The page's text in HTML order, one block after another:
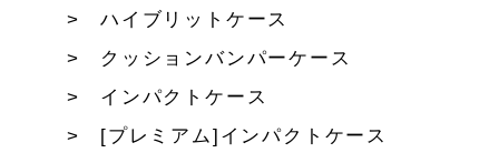
ハイブリットケース
クッションバンパーケース
インパクトケース
[プレミアム]インパクトケース